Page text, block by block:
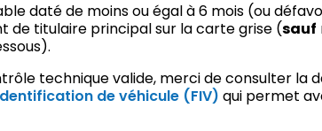
daté de moins ou égal à 6 mois (ou
de titulaire principal sur la carte grise (sauf
technique valide, merci de consulter la
de véhicule (FIV) qui permet